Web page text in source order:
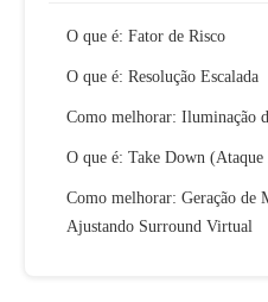
O que é: Fator de Risco
O que é: Resolução Escalada
Como melhorar: Iluminação
O que é: Take Down
Como melhorar: Geração de
Ajustando Surround Virtual